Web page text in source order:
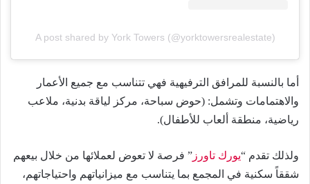
A post shared by York Towers (@yorktowersrealestate)
أما بالنسبة للمرافق الترفيهية فهي تتناسب مع جميع الأعمار
والاهتمامات وتشمل: (حوض سباحة، مركز لياقة بدنية، ملاعب
رياضية، منطقة ألعاب للأطفال).
ولذلك تقدم “يورك تاورز ” فرصة لا تعوض لعملائها من خلال بيعهم
شققاً سكنية في المجمع بما يتناسب مع ميزانياتهم واحتياجاتهم،